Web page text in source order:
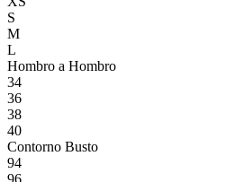
S
M
L
Hombro a Hombro
34
36
38
40
Contorno Busto
94
96